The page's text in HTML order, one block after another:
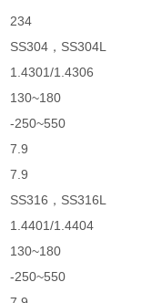
234
SS304，SS304L
1.4301/1.4306
130~180
-250~550
7.9
7.9
SS316，SS316L
1.4401/1.4404
130~180
-250~550